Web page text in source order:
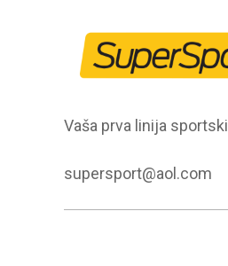
Vaša prva linija
supersport@aol.com